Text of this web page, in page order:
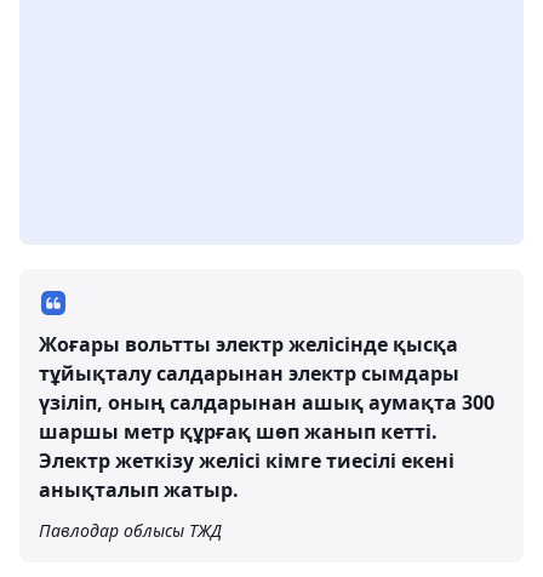
Жоғары вольтты электр желісінде қысқа
тұйықталу салдарынан электр сымдары
үзіліп, оның салдарынан ашық аумақта 300
шаршы метр құрғақ шөп жанып кетті.
Электр жеткізу желісі кімге тиесілі екені
анықталып жатыр.
Павлодар облысы ТЖД